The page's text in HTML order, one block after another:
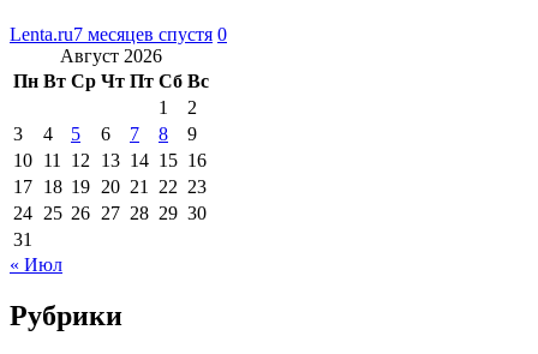
Lenta.ru7 месяцев спустя 0
Август 2026
Пн Вт Ср Чт Пт Сб Вс
1
2
3
4 5 6 7 8
9
10 11 12 13 14 15 16
17 18 19 20 21 22 23
24 25 26 27 28 29 30
31
« Июл
Рубрики